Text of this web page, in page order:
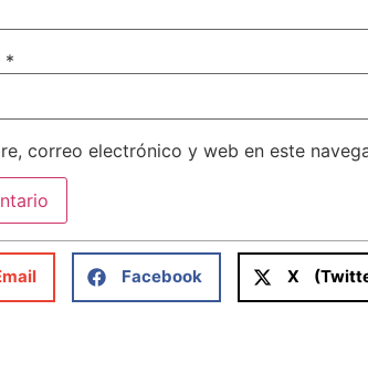
*
correo electrónico y web en este
Facebook X